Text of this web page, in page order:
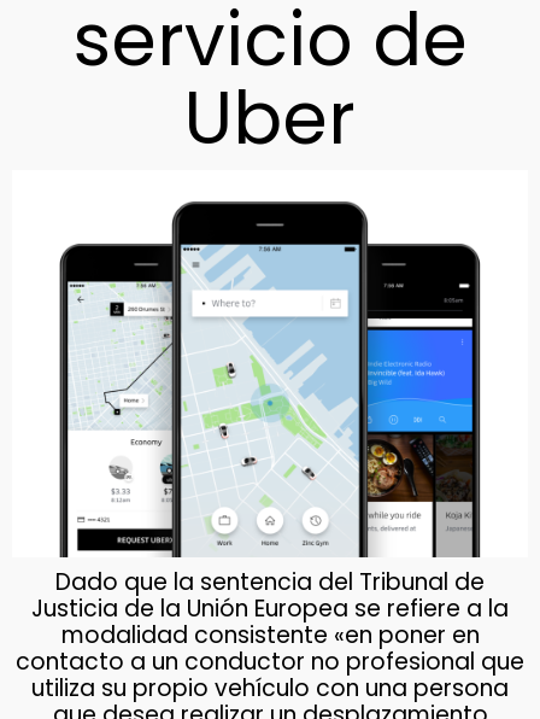
servicio de
Uber
Dado que la sentencia del Tribunal de
Justicia de la Unión Europea se refiere a la
modalidad consistente «en poner en
contacto a un conductor no profesional que
utiliza su propio vehículo con una persona